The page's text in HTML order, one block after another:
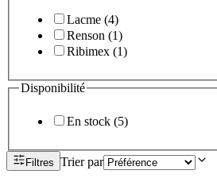
Lacme (4)
Renson (1)
Ribimex (1)
Disponibilité
En stock (5)
Filtres Trier par